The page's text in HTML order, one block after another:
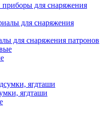
для снаряжения
для снаряжения патронов
ягдташи